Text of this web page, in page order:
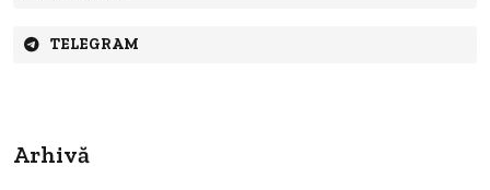
TELEGRAM
Arhivă